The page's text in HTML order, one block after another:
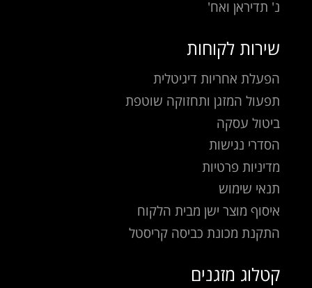
נ' תדיראן ואח'
שירות לקוחות
הפעלת אחריות דיגיטלית
תפעול המזגן ותחזוקה שוטפת
ביטול עסקה
הסדרי נגישות
מדיניות פרטיות
תנאי שימוש
איסוף מוצר ישן מבית הלקוח
התקנת מכונת כביסה קריסטל
קטלוג מזגנים